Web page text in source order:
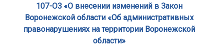
107-ОЗ «О внесении изменений в Закон
Воронежской области «Об административных
правонарушениях на территории Воронежской
области»